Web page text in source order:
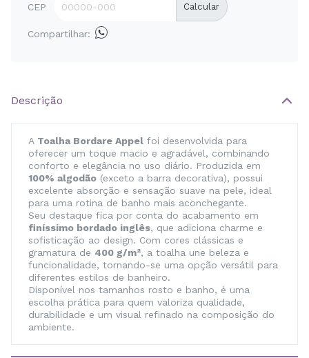
CEP Calcular
Compartilhar:
Descrição
A Toalha Bordare Appel foi desenvolvida para
oferecer um toque macio e agradável, combinando
conforto e elegância no uso diário. Produzida em
100% algodão (exceto a barra decorativa), possui
excelente absorção e sensação suave na pele, ideal
para uma rotina de banho mais aconchegante.
Seu destaque fica por conta do acabamento em
finíssimo bordado inglês, que adiciona charme e
sofisticação ao design. Com cores clássicas e
gramatura de 400 g/m², a toalha une beleza e
funcionalidade, tornando-se uma opção versátil para
diferentes estilos de banheiro.
Disponível nos tamanhos rosto e banho, é uma
escolha prática para quem valoriza qualidade,
durabilidade e um visual refinado na composição do
ambiente.